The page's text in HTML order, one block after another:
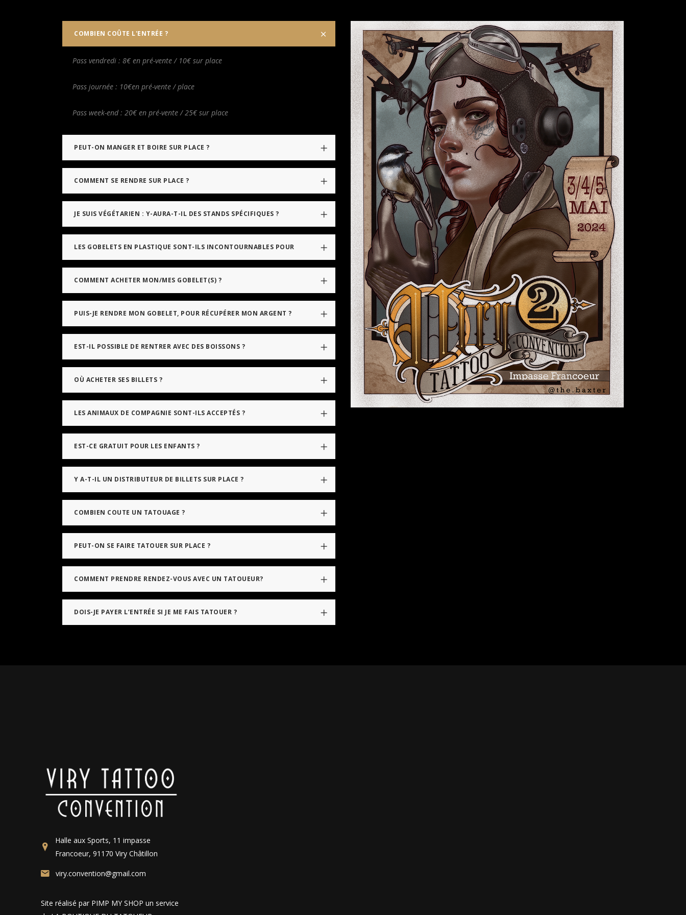
COMBIEN COÛTE L'ENTRÉE ?
Pass vendredi : 8€ en pré-vente / 10€ sur place
Pass journée : 10€en pré-vente / place
Pass week-end : 20€ en pré-vente / 25€ sur place
PEUT-ON MANGER ET BOIRE SUR PLACE ?
COMMENT SE RENDRE SUR PLACE ?
JE SUIS VÉGÉTARIEN : Y-AURA-T-IL DES STANDS SPÉCIFIQUES ?
LES GOBELETS EN PLASTIQUE SONT-ILS INCONTOURNABLES POUR
COMMENT ACHETER MON/MES GOBELET(S) ?
PUIS-JE RENDRE MON GOBELET, POUR RÉCUPÉRER MON ARGENT ?
EST-IL POSSIBLE DE RENTRER AVEC DES BOISSONS ?
OÙ ACHETER SES BILLETS ?
LES ANIMAUX DE COMPAGNIE SONT-ILS ACCEPTÉS ?
EST-CE GRATUIT POUR LES ENFANTS ?
Y A-T-IL UN DISTRIBUTEUR DE BILLETS SUR PLACE ?
COMBIEN COUTE UN TATOUAGE ?
PEUT-ON SE FAIRE TATOUER SUR PLACE ?
COMMENT PRENDRE RENDEZ-VOUS AVEC UN TATOUEUR?
DOIS-JE PAYER L’ENTRÉE SI JE ME FAIS TATOUER ?
Halle aux Sports, 11 impasse
Francoeur, 91170 Viry Châtillon
viry.convention@gmail.com
Site réalisé par PIMP MY SHOP un service